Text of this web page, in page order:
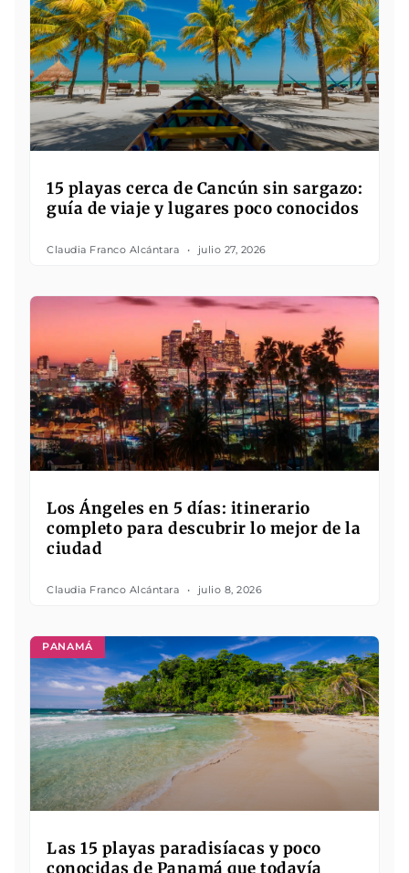
15 playas cerca de Cancún sin sargazo:
guía de viaje y lugares poco conocidos
Claudia Franco Alcántara julio 27, 2026
Los Ángeles en 5 días: itinerario
completo para descubrir lo mejor de la
ciudad
Claudia Franco Alcántara julio 8, 2026
PANAMÁ
Las 15 playas paradisíacas y poco
conocidas de Panamá que todavía